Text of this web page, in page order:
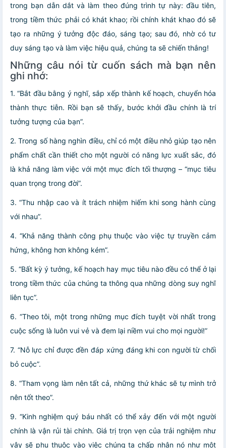
trong bạn dẫn dắt và làm theo đúng trình tự này: đầu tiên,
trong tiềm thức phải có khát khao; rồi chính khát khao đó sẽ
tạo ra những ý tưởng độc đáo, sáng tạo; sau đó, nhờ có tư
duy sáng tạo và làm việc hiệu quả, chúng ta sẽ chiến thắng!
Những câu nói từ cuốn sách mà bạn nên
ghi nhớ:
1. “Bắt đầu bằng ý nghĩ, sắp xếp thành kế hoạch, chuyển hóa
thành thực tiễn. Rồi bạn sẽ thấy, bước khởi đầu chính là trí
tưởng tượng của bạn”.
2. Trong số hàng nghìn điều, chỉ có một điều nhỏ giúp tạo nên
phẩm chất cần thiết cho một người có năng lực xuất sắc, đó
là khả năng làm việc với một mục đích tối thượng – “mục tiêu
quan trọng trong đời”.
3. “Thu nhập cao và ít trách nhiệm hiếm khi song hành cùng
với nhau”.
4. “Khả năng thành công phụ thuộc vào việc tự truyền cảm
hứng, không hơn không kém”.
5. “Bất kỳ ý tưởng, kế hoạch hay mục tiêu nào đều có thể ở lại
trong tiềm thức của chúng ta thông qua những dòng suy nghĩ
liên tục”.
6. “Theo tôi, một trong những mục đích tuyệt vời nhất trong
cuộc sống là luôn vui vẻ và đem lại niềm vui cho mọi người!”
7. “Nỗ lực chỉ được đền đáp xứng đáng khi con người từ chối
bỏ cuộc”.
8. “Tham vọng làm nên tất cả, những thứ khác sẽ tự mình trở
nên tốt theo”.
9. “Kinh nghiệm quý báu nhất có thể xảy đến với một người
chính là vận rủi tài chính. Giá trị trọn vẹn của trải nghiệm như
vậy sẽ phụ thuộc vào việc chúng ta chấp nhận nó như một